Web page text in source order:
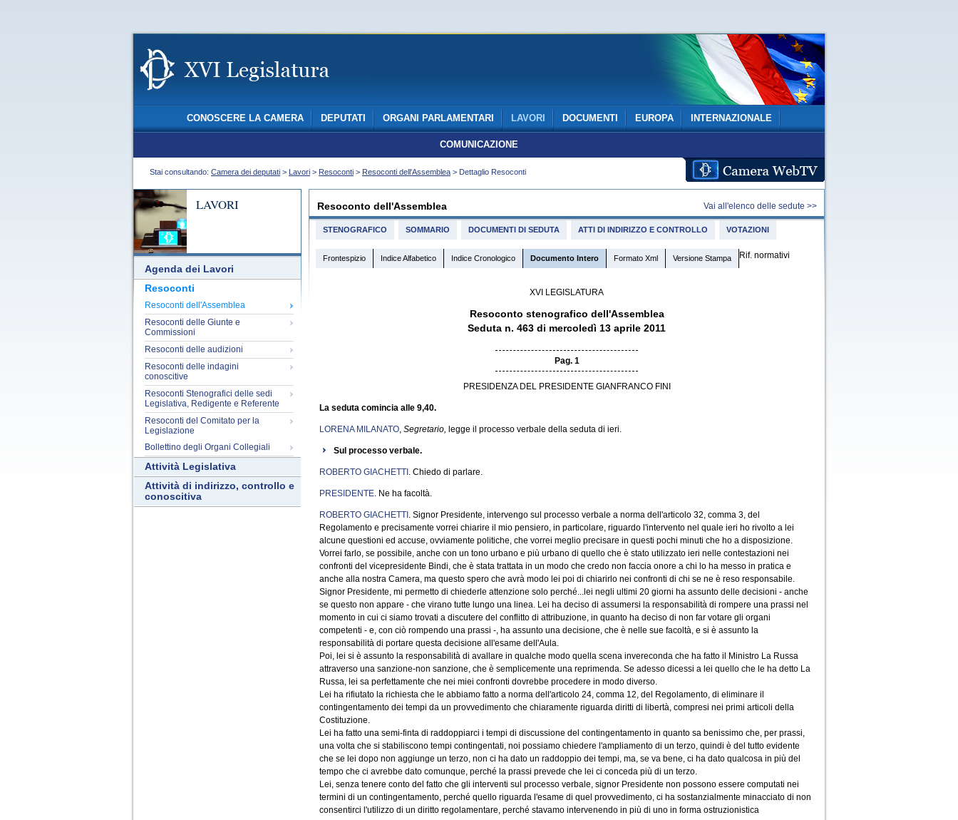
CONOSCERE LA CAMERA DEPUTATI ORGANI PARLAMENTARI LAVORI DOCUMENTI EUROPA INTERNAZIONALE
COMUNICAZIONE
Stai consultando: Camera dei deputati > Lavori > Resoconti > Resoconti dell'Assemblea > Dettaglio Resoconti
LAVORI
Agenda dei Lavori
Resoconti
Resoconti dell'Assemblea
Resoconti delle Giunte e
Commissioni
Resoconti delle audizioni
Resoconti delle indagini
conoscitive
Resoconti Stenografici delle sedi
Legislativa, Redigente e Referente
Resoconti del Comitato per la
Legislazione
Bollettino degli Organi Collegiali
Attività Legislativa
Attività di indirizzo, controllo e
conoscitiva
Resoconto dell'Assemblea Vai all'elenco delle sedute >>
STENOGRAFICO SOMMARIO DOCUMENTI DI SEDUTA ATTI DI INDIRIZZO E CONTROLLO VOTAZIONI
Frontespizio Indice Alfabetico Indice Cronologico Documento Intero Formato Xml Versione Stampa Rif. normativi
XVI LEGISLATURA
Resoconto stenografico dell'Assemblea
Seduta n. 463 di mercoledì 13 aprile 2011
Pag. 1
PRESIDENZA DEL PRESIDENTE GIANFRANCO FINI
La seduta comincia alle 9,40.
LORENA MILANATO, Segretario, legge il processo verbale della seduta di ieri.
Sul processo verbale.
ROBERTO GIACHETTI . Chiedo di parlare.
PRESIDENTE. Ne ha facoltà.
ROBERTO GIACHETTI . Signor Presidente, intervengo sul processo verbale a norma dell'articolo 32, comma 3, del
Regolamento e precisamente vorrei chiarire il mio pensiero, in particolare, riguardo l'intervento nel quale ieri ho rivolto a lei
alcune questioni ed accuse, ovviamente politiche, che vorrei meglio precisare in questi pochi minuti che ho a disposizione.
Vorrei farlo, se possibile, anche con un tono urbano e più urbano di quello che è stato utilizzato ieri nelle contestazioni nei
confronti del vicepresidente Bindi, che è stata trattata in un modo che credo non faccia onore a chi lo ha messo in pratica e
anche alla nostra Camera, ma questo spero che avrà modo lei poi di chiarirlo nei confronti di chi se ne è reso responsabile.
Signor Presidente, mi permetto di chiederle attenzione solo perché...lei negli ultimi 20 giorni ha assunto delle decisioni - anche
se questo non appare - che virano tutte lungo una linea. Lei ha deciso di assumersi la responsabilità di rompere una prassi nel
momento in cui ci siamo trovati a discutere del conflitto di attribuzione, in quanto ha deciso di non far votare gli organi
competenti - e, con ciò rompendo una prassi -, ha assunto una decisione, che è nelle sue facoltà, e si è assunto la
responsabilità di portare questa decisione all'esame dell'Aula.
Poi, lei si è assunto la responsabilità di avallare in qualche modo quella scena invereconda che ha fatto il Ministro La Russa
attraverso una sanzione-non sanzione, che è semplicemente una reprimenda. Se adesso dicessi a lei quello che le ha detto La
Russa, lei sa perfettamente che nei miei confronti dovrebbe procedere in modo diverso.
Lei ha rifiutato la richiesta che le abbiamo fatto a norma dell'articolo 24, comma 12, del Regolamento, di eliminare il
contingentamento dei tempi da un provvedimento che chiaramente riguarda diritti di libertà, compresi nei primi articoli della
Costituzione.
Lei ha fatto una semi-finta di raddoppiarci i tempi di discussione del contingentamento in quanto sa benissimo che, per prassi,
una volta che si stabiliscono tempi contingentati, noi possiamo chiedere l'ampliamento di un terzo, quindi è del tutto evidente
che se lei dopo non aggiunge un terzo, non ci ha dato un raddoppio dei tempi, ma, se va bene, ci ha dato qualcosa in più del
tempo che ci avrebbe dato comunque, perché la prassi prevede che lei ci conceda più di un terzo.
Lei, senza tenere conto del fatto che gli interventi sul processo verbale, signor Presidente non possono essere computati nei
termini di un contingentamento, perché quello riguarda l'esame di quel provvedimento, ci ha sostanzialmente minacciato di non
consentirci l'utilizzo di un diritto regolamentare, perché stavamo intervenendo in più di uno in forma ostruzionistica